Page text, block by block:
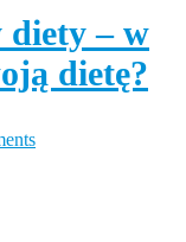
diety – w
dietę?